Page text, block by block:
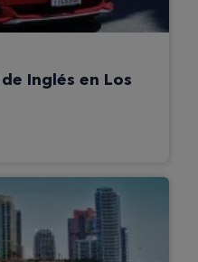
Inglés en Los